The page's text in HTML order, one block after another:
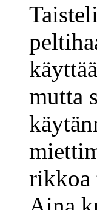
mutta
rikkoa